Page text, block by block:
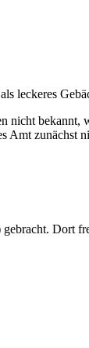
leckeres
bekannt,
zunächst
Dort